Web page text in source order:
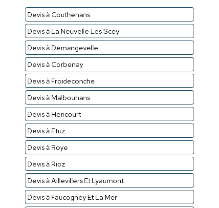
Devis à Couthenans
Devis à La Neuvelle Les Scey
Devis à Demangevelle
Devis à Corbenay
Devis à Froideconche
Devis à Malbouhans
Devis à Hericourt
Devis à Etuz
Devis à Roye
Devis à Rioz
Devis à Aillevillers Et Lyaumont
Devis à Faucogney Et La Mer